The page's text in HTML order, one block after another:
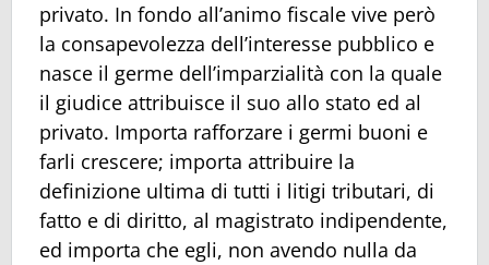
privato. In fondo all’animo fiscale vive però
la consapevolezza dell’interesse pubblico e
nasce il germe dell’imparzialità con la quale
il giudice attribuisce il suo allo stato ed al
privato. Importa rafforzare i germi buoni e
farli crescere; importa attribuire la
definizione ultima di tutti i litigi tributari, di
fatto e di diritto, al magistrato indipendente,
ed importa che egli, non avendo nulla da